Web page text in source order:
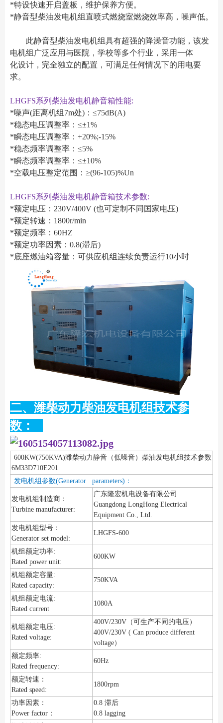
*特设快速开启盖板，维护保养方便。
*静音型柴油发电机组直喷式燃烧室燃烧效率高，噪声低。
此静音型柴油发电机组具有超强的降澡音功能，该发
电机组广泛应用与医院，学校等多个行业，采用一体
化设计，完全独立的配置，可满足任何情况下的用电要
求。
LHGFS系列柴油发电机静音箱性能:
*噪声(距离机组7m处)：≤75dB(A)
*稳态电压调整率：≤±1%
*瞬态电压调整率：+20%;-15%
*稳态频率调整率：≤5%
*瞬态频率调整率：≤±10%
*空载电压整定范围：≥(96-105)%Un
LHGFS系列柴油发电机静音箱技术参数:
*额定电压：230V/400V (也可定制不同国家电压)
*额定转速：1800r/min
*额定频率：60HZ
*额定功率因素：0.8(滞后)
*底座燃油箱容量：可供应机组连续负责运行10小时
二、潍柴动力柴油发电机组技术参
数：
600KW(750KVA)潍柴动力静音（低噪音）柴油发电机组技术参数
6M33D710E201
发电机组参数(Generator parameters)：
发电机组制造商：
Turbine manufacturer:
广东隆宏机电设备有限公司
Guangdong LongHong Electrical
Equipment Co., Ltd.
发电机组型号：
Generator set model:
LHGFS-600
机组额定功率:
Rated power unit:
600KW
机组额定容量:
Rated capacity:
750KVA
机组额定电流:
Rated current
1080A
机组额定电压:
Rated voltage:
400V/230V（可生产不同的电压）
400V/230V ( Can produce different
voltage）
额定频率:
Rated frequency:
60Hz
额定转速：
Rated speed:
1800rpm
功率因素：
Power factor：
0.8 滞后
0.8 lagging